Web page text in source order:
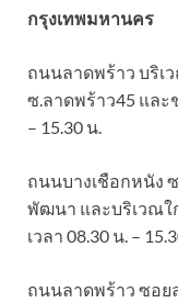
กรุงเทพมหานคร
ถนนลาดพร้าว บริเ
ซ.ลาดพร้าว45 และ
– 15.30 น.
ถนนบางเชือกหนัง
พัฒนา และบริเวณใ
เวลา 08.30 น. –
ถนนลาดพร้าว ซอย